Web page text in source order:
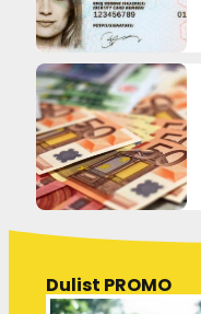
Dulist PROMO